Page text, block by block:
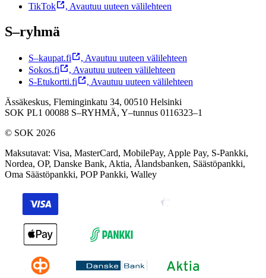
TikTok
, Avautuu uuteen välilehteen
S–ryhmä
S–kaupat.fi , Avautuu uuteen välilehteen
Sokos.fi
, Avautuu uuteen välilehteen
S-Etukortti.fi
, Avautuu uuteen välilehteen
Ässäkeskus, Fleminginkatu 34, 00510 Helsinki
SOK PL1 00088 S–RYHMÄ, Y–tunnus 0116323–1
© SOK 2026
Maksutavat: Visa, MasterCard, MobilePay, Apple Pay, S-Pankki,
Nordea, OP, Danske Bank, Aktia, Ålandsbanken, Säästöpankki,
Oma Säästöpankki, POP Pankki, Walley